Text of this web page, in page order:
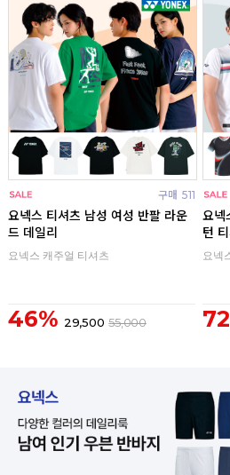
구매 511
요넥스 티셔츠 남성 여성 반팔 라운
드 데일리
요넥스 캐주얼 티셔츠
46% 29,500 55,000
요넥
턴
요넥